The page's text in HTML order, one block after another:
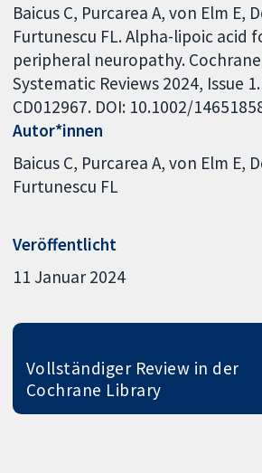
Baicus C, Purcarea A, von Elm E,
Furtunescu FL. Alpha-lipoic acid
peripheral neuropathy.
Systematic Reviews 2024, Issue
CD012967. DOI: 10.1002/
Autor*innen
Baicus C Purcarea A von Elm E
Furtunescu FL
Veröffentlicht
11 Januar 2024
Vollständiger Review in der
Cochrane Library